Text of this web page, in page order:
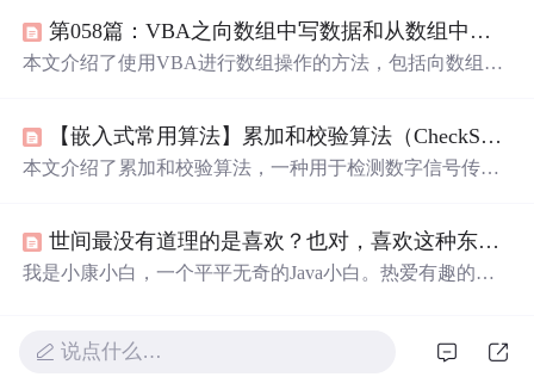
产品的研发进展，并以个人经历赋予这一年特殊的意义，
表达了坚定的乐观主义态度。
第058篇：VBA之向数组中写数据和从数组中取数据
本文介绍了使用VBA进行数组操作的方法，包括向数组写
作。
【嵌入式常用算法】累加和校验算法（CheckSum算法）
本文介绍了累加和校验算法，一种用于检测数字信号传输
过计算所有数据的累加和并取反得到校验值，接收方再对
收到的数据进行累加，如果加1后结果为0，则数据传输无
世间最没有道理的是喜欢？也对，喜欢这种东西讲道理做什么 （小康小白）
我是小康小白，一个平平无奇的Java小白。热爱有趣的文
N） 个人微信公众号：小康小白 纵使相思， 难相见。 情
说点什么…